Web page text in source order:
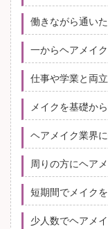
働きながら通い
一からヘアメイ
仕事や学業と両
メイクを基礎か
ヘアメイク業界
周りの方にヘア
短期間でメイク
少人数でヘアメ